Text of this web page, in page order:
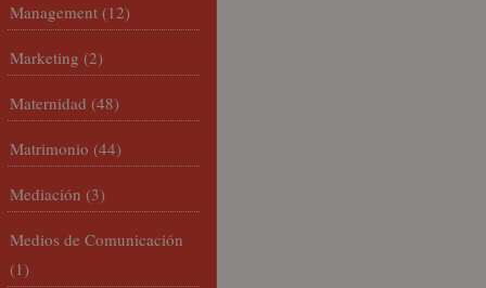
Management (12)
Marketing (2)
Maternidad (48)
Matrimonio (44)
Mediación (3)
Medios de Comunicación
(1)